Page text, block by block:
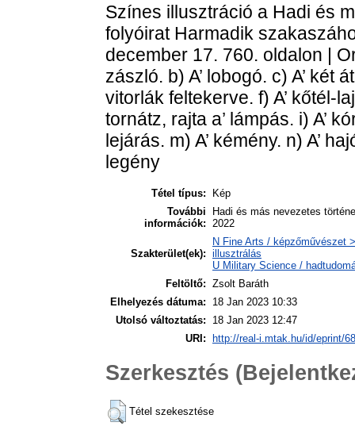
Színes illusztráció a Hadi és
folyóirat Harmadik
december 17. 760. oldalon |
zászló. b) A’ lobogó. c) A’ két
vitorlák feltekerve. f) A’ kőtél-
tornátz, rajta a’ lámpás. i) A’
lejárás. m) A’ kémény. n) A’
legény
Tétel típus:
Kép
További
információk:
Hadi és más nevezetes
2022
Szakterület(ek):
N Fine Arts / képzőművészet
illusztrálás
U Military Science /
Feltöltő: Zsolt Baráth
Elhelyezés dátuma:
18 Jan 2023 10:33
Utolsó változtatás:
18 Jan 2023 12:47
URI: http://real-i.mtak.hu/id/eprint/
Szerkesztés
Tétel szekesztése